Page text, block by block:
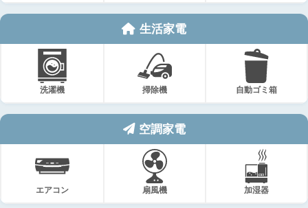
生活家電
洗濯機 掃除機 自動ゴミ箱
空調家電
エアコン 扇風機 加湿器